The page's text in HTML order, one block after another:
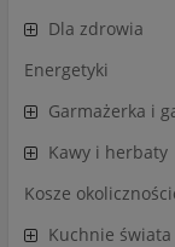
Dla zdrowia
Energetyki
Garmażerka i
Kawy i herbaty
Kosze
Kuchnie świata